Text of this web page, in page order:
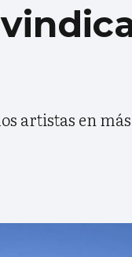
artistas en